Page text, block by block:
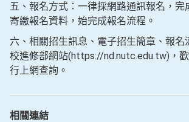
五、報名方式：一律採網路通訊報名，完
寄繳報名資料，始完成報名流程。
六、相關招生訊息、電子招生簡章、報名
校進修部網站(https://nd.nutc.edu.tw)，
行上網查詢。
相關連結